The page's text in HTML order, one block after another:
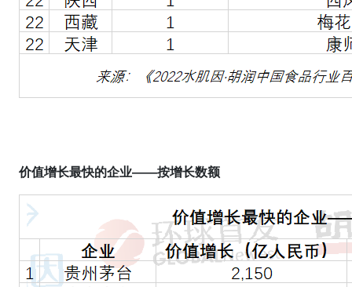
价值增长最快的企业——按增长数额